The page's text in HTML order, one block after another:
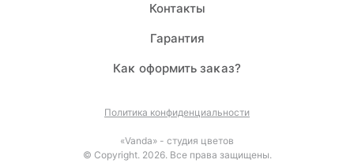
Контакты
Гарантия
Каĸ оформить заĸаз?
Политика конфиденциальности
«Vanda» - студия цветов
© Copyright. 2026. Все права защищены.